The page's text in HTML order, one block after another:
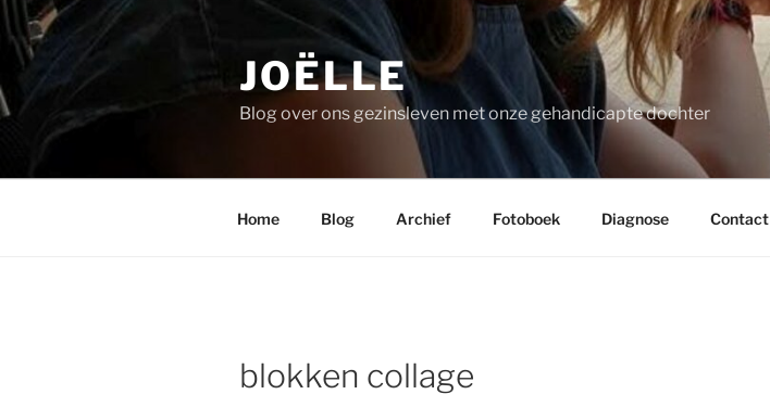
Ga
naar
de
inhoud
JOËLLE
Blog over ons gezinsleven met onze gehandicapte dochter
Home Blog Archief Fotoboek Diagnose Contact
blokken collage